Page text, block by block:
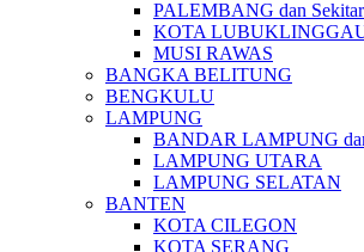
PALEMBANG dan
KOTA
MUSI RAWAS
BANGKA BELITUNG
BENGKULU
LAMPUNG
BANDAR LAMPUNG
LAMPUNG UTARA
LAMPUNG SELATAN
BANTEN
KOTA CILEGON
KOTA SERANG